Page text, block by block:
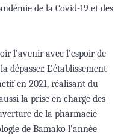
de la Covid-19 et des
l’avenir avec l’espoir de
dépasser. L’établissement
en 2021, réalisant du
la prise en charge des
de la pharmacie
de Bamako l’année